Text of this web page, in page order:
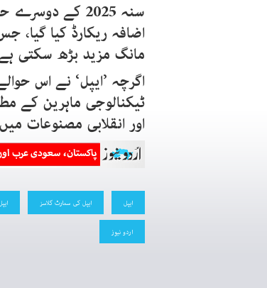
اضافہ ریکارڈ کیا
مانگ مزید بڑھ سکتی
اگرچہ ’ایپل‘ نے اس
ٹیکنالوجی ماہرین
اور انقلابی مصنوعات
ایپل ایپل کی سمارٹ گلاسز
اردو نیوز